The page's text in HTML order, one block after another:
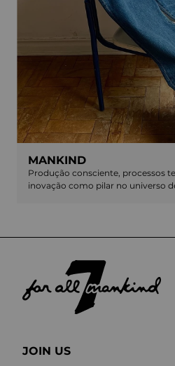
MANKIND
Produção consciente, processos
inovação como pilar no universo
JOIN US